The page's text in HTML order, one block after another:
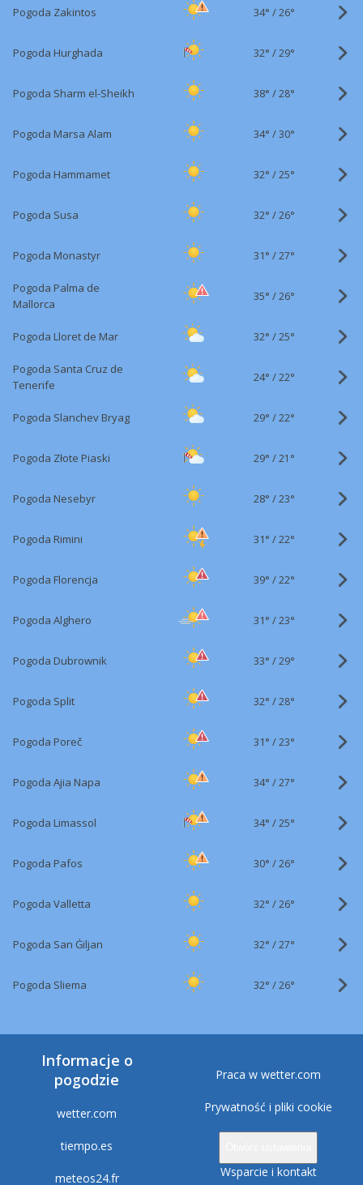
Pogoda Zakintos 34° /26°
Pogoda Hurghada 32° /29°
Pogoda Sharm el-Sheikh 38° /28°
Pogoda Marsa Alam 34° /30°
Pogoda Hammamet 32° /25°
Pogoda Susa 32° /26°
Pogoda Monastyr 31° /27°
Pogoda Palma de
Mallorca
35° /26°
Pogoda Lloret de Mar 32° /25°
Pogoda Santa Cruz de
Tenerife
24° /22°
Pogoda Slanchev Bryag 29° /22°
Pogoda Złote Piaski 29° /21°
Pogoda Nesebyr 28° /23°
Pogoda Rimini 31° /22°
Pogoda Florencja 39° /22°
Pogoda Alghero 31° /23°
Pogoda Dubrownik 33° /29°
Pogoda Split 32° /28°
Pogoda Poreč 31° /23°
Pogoda Ajia Napa 34° /27°
Pogoda Limassol 34° /25°
Pogoda Pafos 30° /26°
Pogoda Valletta 32° /26°
Pogoda San Ġiljan 32° /27°
Pogoda Sliema 32° /26°
Informacje o
pogodzie
wetter.com
tiempo.es
meteos24.fr
Praca w wetter.com
Prywatność i pliki cookie
Wsparcie i kontakt